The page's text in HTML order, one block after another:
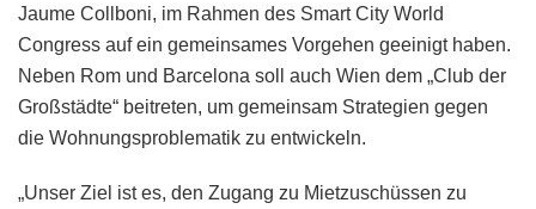
Jaume Collboni, im Rahmen des Smart City World
Congress auf ein gemeinsames Vorgehen geeinigt haben.
Neben Rom und Barcelona soll auch Wien dem „Club der
Großstädte“ beitreten, um gemeinsam Strategien gegen
die Wohnungsproblematik zu entwickeln.
„Unser Ziel ist es, den Zugang zu Mietzuschüssen zu